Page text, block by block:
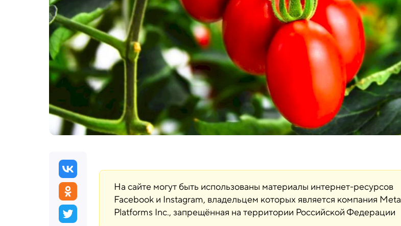
На сайте могут быть использованы материалы интернет-ресурсов
Facebook и Instagram, владельцем которых является компания Meta
Platforms Inc., запрещённая на территории Российской Федерации